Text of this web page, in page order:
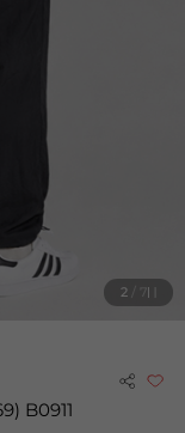
2 / 7
B0911